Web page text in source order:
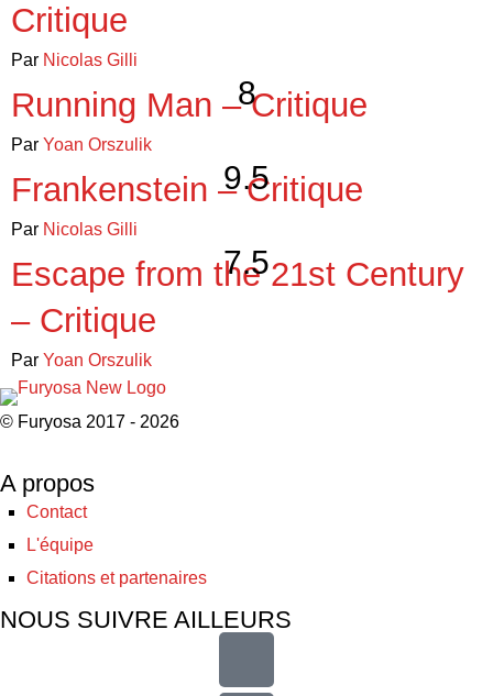
Critique
Par Nicolas Gilli
8
Running Man – Critique
Par Yoan Orszulik
9.5
Frankenstein – Critique
Par Nicolas Gilli
7.5
Escape from the 21st Century
– Critique
Par Yoan Orszulik
© Furyosa 2017 - 2026
A propos
Contact
L'équipe
Citations et partenaires
NOUS SUIVRE AILLEURS